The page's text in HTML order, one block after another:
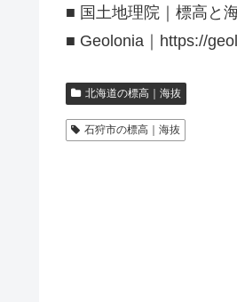
■ 国土地理院｜標高と
■ Geolonia｜https://
北海道の標高｜海抜
石狩市の標高｜海抜